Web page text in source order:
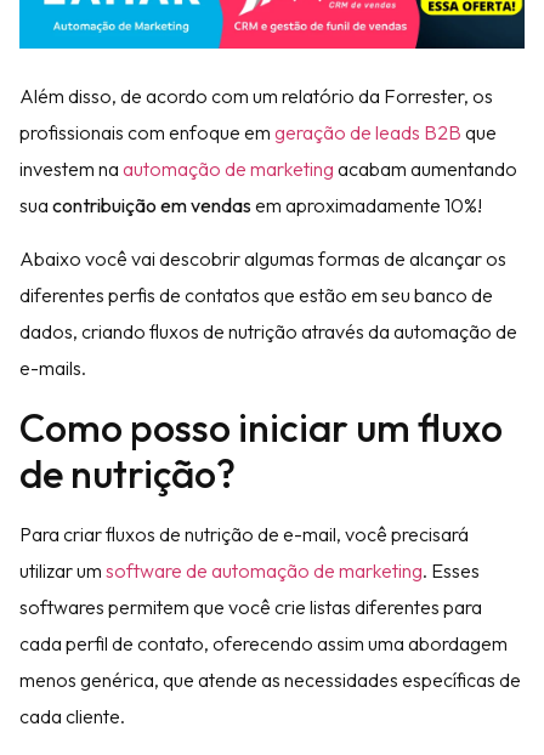
Além disso, de acordo com um relatório da Forrester, os
profissionais com enfoque em geração de leads B2B que
investem na automação de marketing acabam aumentando
sua contribuição em vendasem aproximadamente 10%!
Abaixo você vai descobrir algumas formas de alcançar os
diferentes perfis de contatos que estão em seu banco de
dados, criando fluxos de nutrição através da automação de
e-mails.
Como posso iniciar um fluxo
de nutrição?
Para criar fluxos de nutrição de e-mail, você precisará
utilizar um software de automação de marketing. Esses
softwares permitem que você crie listas diferentes para
cada perfil de contato, oferecendo assim uma abordagem
menos genérica, que atende as necessidades específicas de
cada cliente.